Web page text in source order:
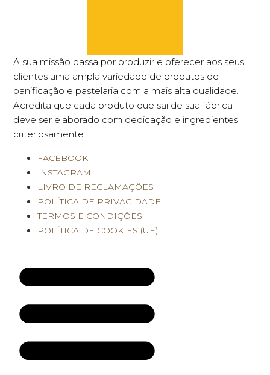
A sua missão passa por produzir e oferecer aos seus
clientes uma ampla variedade de produtos de
panificação e pastelaria com a mais alta qualidade.
Acredita que cada produto que sai de sua fábrica
deve ser elaborado com dedicação e ingredientes
criteriosamente.
FACEBOOK
INSTAGRAM
LIVRO DE RECLAMAÇÕES
POLÍTICA DE PRIVACIDADE
TERMOS E CONDIÇÕES
POLÍTICA DE COOKIES (UE)